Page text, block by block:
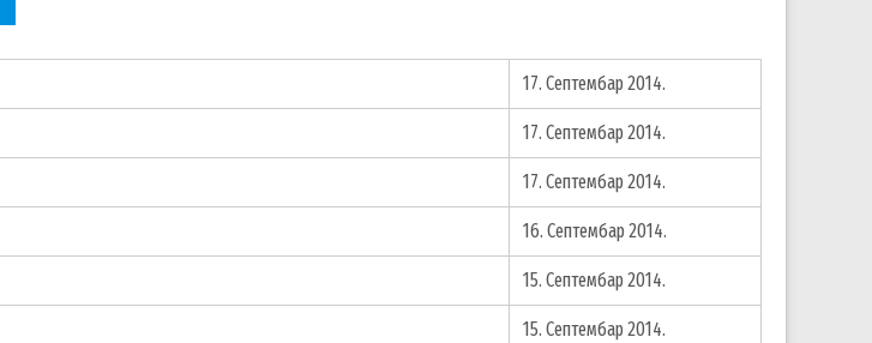
17. Септембар 2014.
17. Септембар 2014.
17. Септембар 2014.
16. Септембар 2014.
15. Септембар 2014.
15. Септембар 2014.